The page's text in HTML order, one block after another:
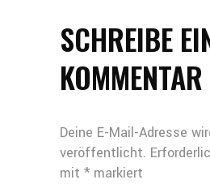
SCHREIBE
KOMMENTAR
Deine E-Mail-Adresse
veröffentlicht.
mit * markiert